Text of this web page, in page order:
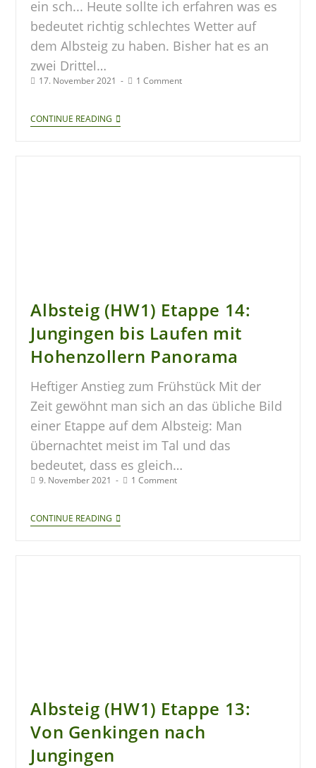
ein sch... Heute sollte ich erfahren was es
bedeutet richtig schlechtes Wetter auf
dem Albsteig zu haben. Bisher hat es an
zwei Drittel…
17. November 2021 1 Comment
CONTINUE READING
Albsteig (HW1) Etappe 14:
Jungingen bis Laufen mit
Hohenzollern Panorama
Heftiger Anstieg zum Frühstück Mit der
Zeit gewöhnt man sich an das übliche Bild
einer Etappe auf dem Albsteig: Man
übernachtet meist im Tal und das
bedeutet, dass es gleich…
9. November 2021 1 Comment
CONTINUE READING
Albsteig (HW1) Etappe 13:
Von Genkingen nach
Jungingen